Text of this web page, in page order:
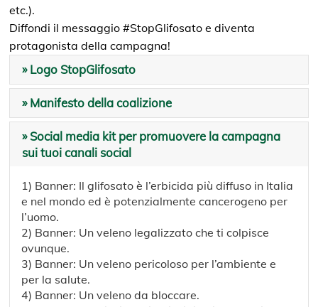
etc.).
Diffondi il messaggio #StopGlifosato e diventa
protagonista della campagna!
» Logo StopGlifosato
» Manifesto della coalizione
» Social media kit per promuovere la campagna
sui tuoi canali social
1) Banner: Il glifosato è l’erbicida più diffuso in Italia
e nel mondo ed è potenzialmente cancerogeno per
l’uomo.
2) Banner: Un veleno legalizzato che ti colpisce
ovunque.
3) Banner: Un veleno pericoloso per l’ambiente e
per la salute.
4) Banner: Un veleno da bloccare.